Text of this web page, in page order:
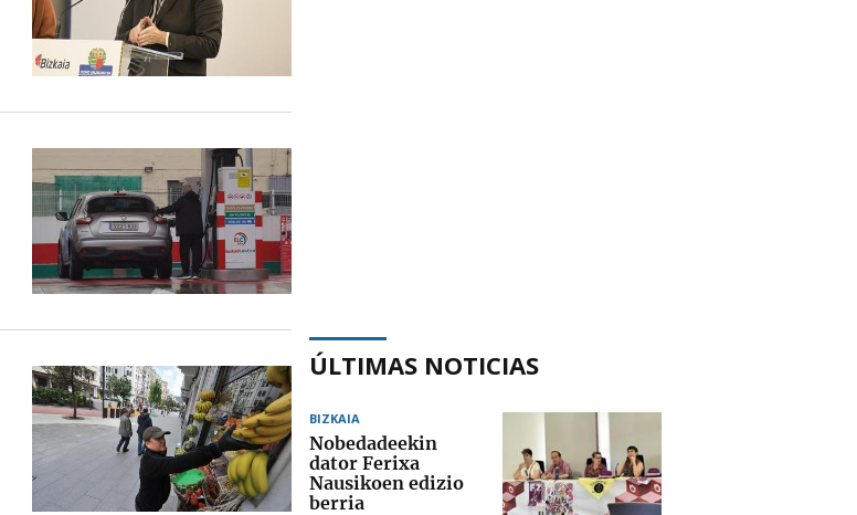
ÚLTIMAS NOTICIAS
BIZKAIA
Nobedadeekin
dator Ferixa
Nausikoen edizio
berria